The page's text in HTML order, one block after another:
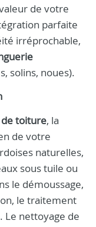
de votre
parfaite
irréprochable,
solins, noues).
toiture, la
de votre
naturelles,
sous tuile ou
le démoussage,
le traitement
nettoyage de